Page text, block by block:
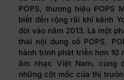
POPS, thương hiệu POPS
biết đến rộng rãi khi kênh
đời vào năm 2013. Là một
thái nội dung số POPS,
hành trình phát triển hơn 10
âm nhạc Việt Nam, cùng
những cột mốc của thị